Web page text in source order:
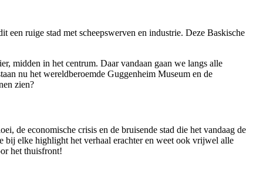
een ruige stad met scheepswerven en industrie. Deze Baskische
midden in het centrum. Daar vandaan gaan we langs alle
nu het wereldberoemde Guggenheim Museum en de
zien?
de economische crisis en de bruisende stad die het vandaag de
bij elke highlight het verhaal erachter en weet ook vrijwel alle
het thuisfront!